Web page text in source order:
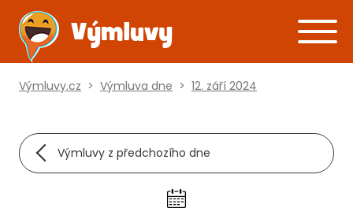
Výmluvy.cz > Výmluva dne > 12. září 2024
Výmluvy z předchozího dne